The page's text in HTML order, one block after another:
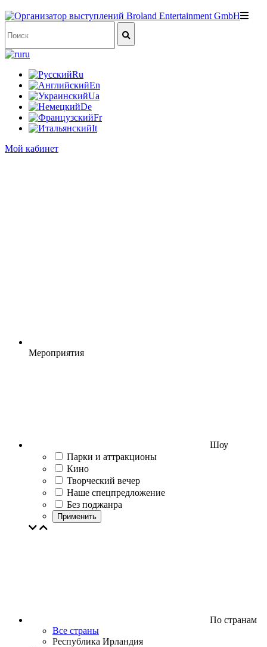
ru
Ru
En
Ua
De
Fr
It
Мой кабинет
Мероприятия
Шоу
Парки и аттракционы
Кино
Творческий вечер
Наше спецпредложение
Без поджанра
Применить
По странам
Все страны
Республика Ирландия